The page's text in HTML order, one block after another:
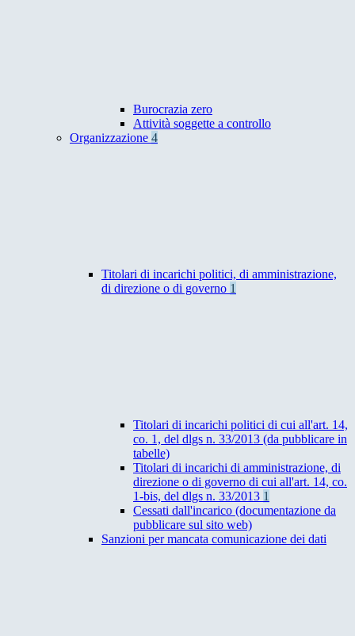
Burocrazia zero
Attività soggette a controllo
Organizzazione 4
Titolari di incarichi politici, di amministrazione,
di direzione o di governo 1
Titolari di incarichi politici di cui all'art. 14,
co. 1, del dlgs n. 33/2013 (da pubblicare in
tabelle)
Titolari di incarichi di amministrazione, di
direzione o di governo di cui all'art. 14, co.
1-bis, del dlgs n. 33/2013 1
Cessati dall'incarico (documentazione da
pubblicare sul sito web)
Sanzioni per mancata comunicazione dei dati